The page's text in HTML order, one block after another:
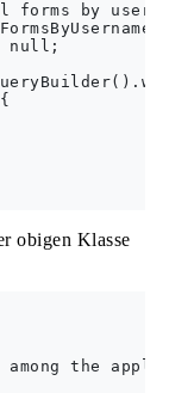
forms by
null;
obigen Klasse
the